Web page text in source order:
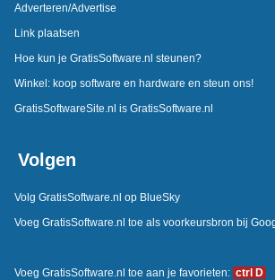
Adverteren/Advertise
Link plaatsen
Hoe kun je GratisSoftware.nl steunen?
Winkel: koop software en hardware en steun ons!
GratisSoftwareSite.nl is GratisSoftware.nl
Volgen
Volg GratisSoftware.nl op BlueSky
Voeg GratisSoftware.nl toe als voorkeursbron bij
Voeg GratisSoftware.nl toe aan je favorieten: ctrl D